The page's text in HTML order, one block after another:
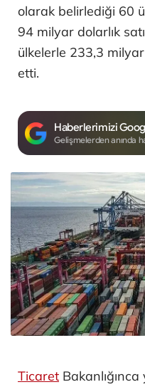
olarak belirlediği 60
94 milyar dolarlık
ülkelerle 233,3
etti.
Haberlerimizi
Gelişmelerden anında
Ticaret